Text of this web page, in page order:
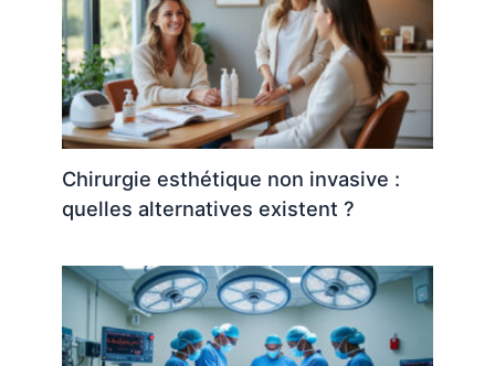
Chirurgie esthétique non invasive :
quelles alternatives existent ?